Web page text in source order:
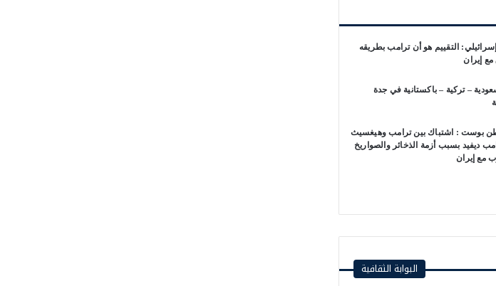
إسرائيلي: التقييم هو أن ترامب بطريقه
مع إيران
– تركية – باكستانية في جدة
بوست : اشتباك بين ترامب وهيغسيث
ديفيد بسبب أزمة الذخائر والصواريخ
مع إيران
البوابة الثقافية